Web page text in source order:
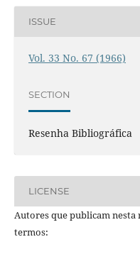
ISSUE
Vol. 33 No. 67 (1966)
SECTION
Resenha Bibliográfica
LICENSE
Autores que publicam nesta
termos: